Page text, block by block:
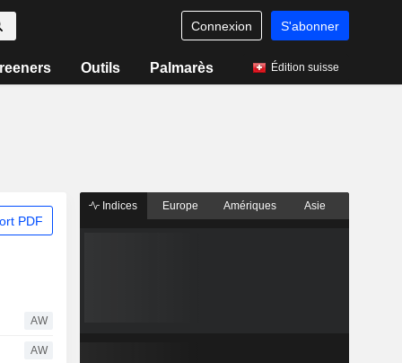
Connexion S'abonner
Outils Palmarès Édition suisse
PDF
AW
AW
Indices Europe Amériques Asie